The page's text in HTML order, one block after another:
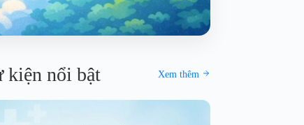
kiện nổi bật Xem thêm